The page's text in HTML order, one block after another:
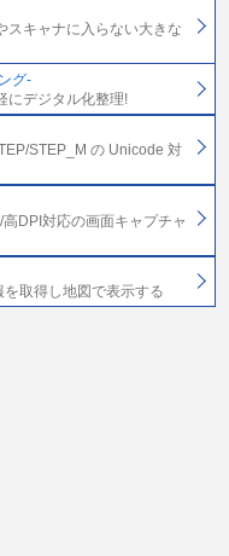
スキャナに入らない大きな
グ-
にデジタル化整理!
STEP_M の Unicode 対
DPI対応の画面キャプチャ
取得し地図で表示する